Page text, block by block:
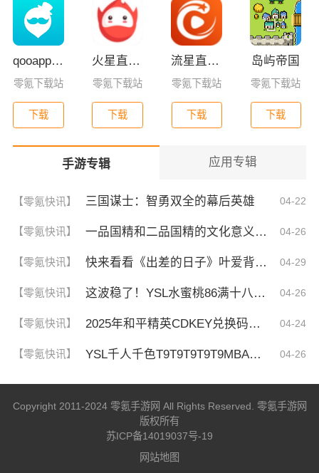
qooapp安卓版
零氪下载站
下载
火星直播2025最新版
零氪下载站
下载
流星直播官方版免费下载
零氪下载站
下载
岛屿帝国
零氪下载站
下载
手游专辑 应用专辑
【零氪快讯】 三国谋士：智勇双全的幕后英雄 04-22
【零氪快讯】 一品国精和二品国精的文化意义！为何他们如此独特？你绝对不知道的深层背景 04-26
【零氪快讯】 快来看看《出差的日子》叶爱背后的深刻故事！竟然让人泪崩的原因 04-29
【零氪快讯】 这波稳了！YSL水蜜桃86满十八和88区别，背后暗藏的秘密你知道吗？ 04-26
【零氪快讯】 2025年和平精英CDKEY兑换码领取方法及使用技巧 04-24
【零氪快讯】 YSL千人千色T9T9T9T9T9MBA！揭秘背后的设计秘密，难怪网友都在疯传！ 04-26
Copyright 2011-2024 零氪手游网 All Rights Reserved. 零氪手游网
版权所有
苏ICP备14019037号-19
网站地图